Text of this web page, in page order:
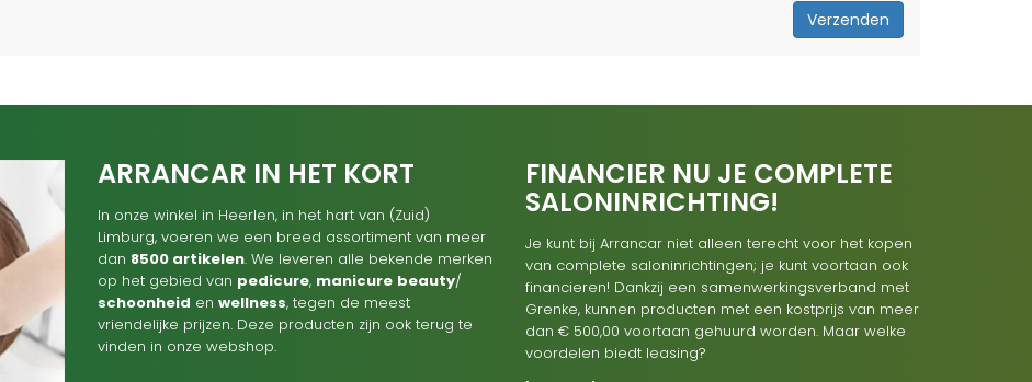
Verzenden
ARRANCAR IN HET KORT
In onze winkel in Heerlen, in het hart van (Zuid)
Limburg, voeren we een breed assortiment van meer
dan 8500 artikelen. We leveren alle bekende merken
op het gebied van pedicure, manicure beauty/
schoonheid en wellness, tegen de meest
vriendelijke prijzen. Deze producten zijn ook terug te
vinden in onze webshop.
FINANCIER NU JE COMPLETE
SALONINRICHTING!
Je kunt bij Arrancar niet alleen terecht voor het kopen
van complete saloninrichtingen; je kunt voortaan ook
financieren! Dankzij een samenwerkingsverband met
Grenke, kunnen producten met een kostprijs van meer
dan € 500,00 voortaan gehuurd worden. Maar welke
voordelen biedt leasing?